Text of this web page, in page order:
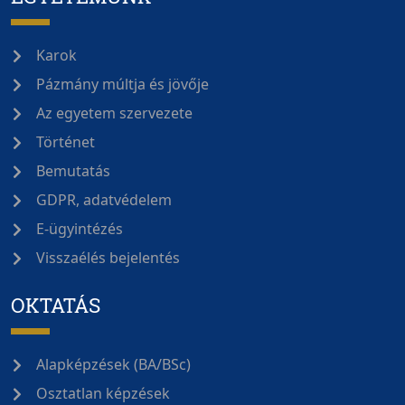
Karok
Pázmány múltja és jövője
Az egyetem szervezete
Történet
Bemutatás
GDPR, adatvédelem
E-ügyintézés
Visszaélés bejelentés
OKTATÁS
Alapképzések (BA/BSc)
Osztatlan képzések